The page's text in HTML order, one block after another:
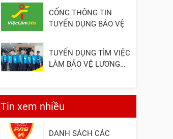
CỔNG THÔNG TIN
TUYỂN DỤNG BẢO VỆ
TUYỂN DỤNG TÌM VIỆC
LÀM BẢO VỆ LƯƠNG
Tin xem nhiều
DANH SÁCH CÁC